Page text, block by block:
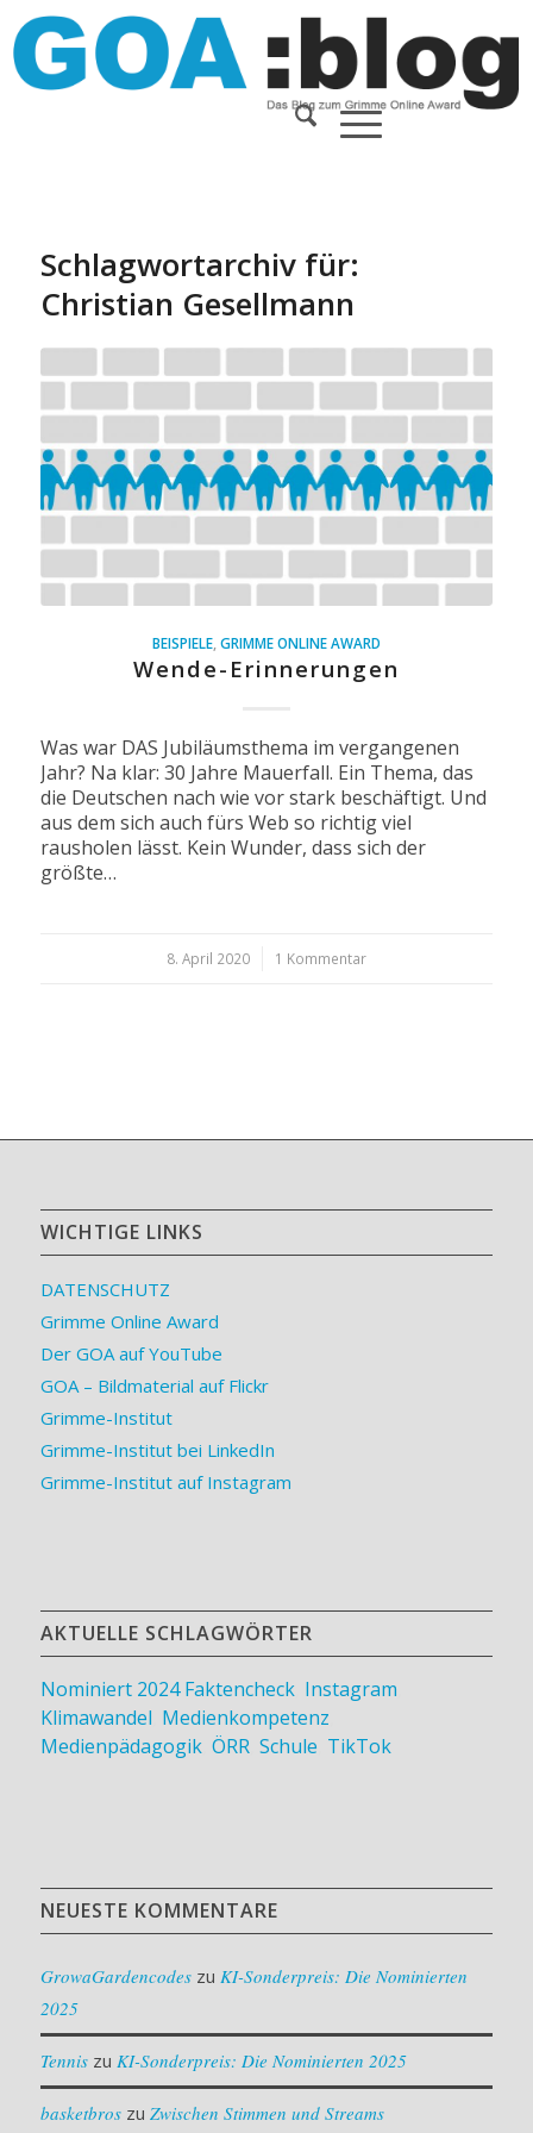
Schlagwortarchiv für:
Christian Gesellmann
BEISPIELE, GRIMME ONLINE AWARD
Wende-Erinnerungen
Was war DAS Jubiläumsthema im vergangenen
Jahr? Na klar: 30 Jahre Mauerfall. Ein Thema, das
die Deutschen nach wie vor stark beschäftigt. Und
aus dem sich auch fürs Web so richtig viel
rausholen lässt. Kein Wunder, dass sich der
größte…
8. April 2020
/ 1 Kommentar
WICHTIGE LINKS
DATENSCHUTZ
Grimme Online Award
Der GOA auf YouTube
GOA – Bildmaterial auf Flickr
Grimme-Institut
Grimme-Institut bei LinkedIn
Grimme-Institut auf Instagram
AKTUELLE SCHLAGWÖRTER
Nominiert 2024 Faktencheck, Instagram
Klimawandel Medienkompetenz
Medienpädagogik, ÖRR, Schule TikTok
NEUESTE KOMMENTARE
GrowaGardencodeszu KI-Sonderpreis: Die Nominierten
2025
Tenniszu KI-Sonderpreis: Die Nominierten 2025
basketbroszu Zwischen Stimmen und Streams